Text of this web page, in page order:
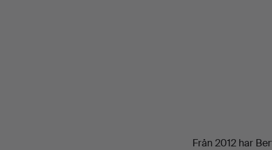
Från 2012 har